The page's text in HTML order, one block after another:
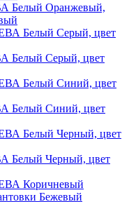
Белый Оранжевый,
Белый Серый, цвет
Белый Синий, цвет
Белый Черный, цвет